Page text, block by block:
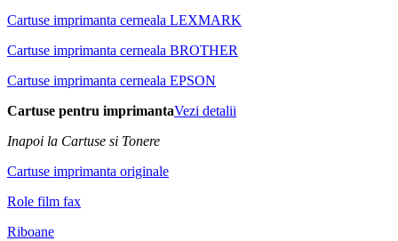
Cartuse imprimanta cerneala LEXMARK
Cartuse imprimanta cerneala BROTHER
Cartuse imprimanta cerneala EPSON
Cartuse pentru imprimantaVezi detalii
Inapoi la Cartuse si Tonere
Cartuse imprimanta originale
Role film fax
Riboane